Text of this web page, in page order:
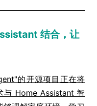
结合，让
的开源项目正在将
与 Home Assistant 智